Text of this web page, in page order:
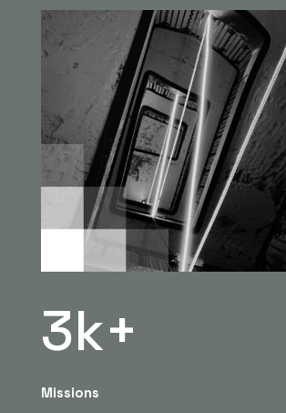
3k+
Missions